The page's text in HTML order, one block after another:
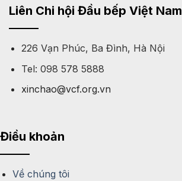
Liên Chi hội Đầu bếp Việt Nam
226 Vạn Phúc, Ba Đình, Hà Nội
Tel: 098 578 5888
xinchao@vcf.org.vn
Điều khoản
Về chúng tôi